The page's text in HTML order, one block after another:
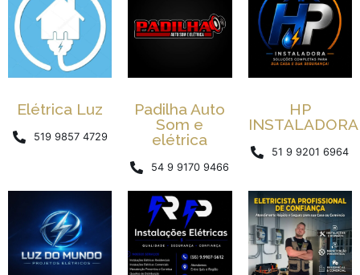
Elétrica Luz
519 9857 4729
Padilha Auto
Som e
elétrica
54 9 9170 9466
HP
INSTALADORA
51 9 9201 6964